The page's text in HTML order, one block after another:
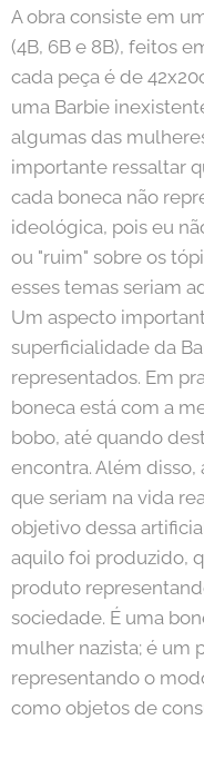
A obra consiste em
(4B, 6B e 8B), feitos
cada peça é de
uma Barbie
algumas das
importante ressaltar
cada boneca não
ideológica, pois eu
ou "ruim" sobre os
esses temas seriam
Um aspecto
superficialidade da
representados. Em
boneca está com a
bobo, até quando
encontra. Além disso,
que seriam na vida
objetivo dessa
aquilo foi produzido,
produto
sociedade. É uma
mulher nazista; é um
representando o
como objetos de